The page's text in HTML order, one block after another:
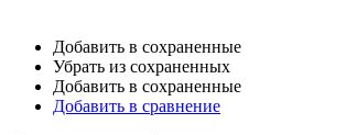
Добавить в сохраненные
Убрать из сохраненных
Добавить в сохраненные
Добавить в сравнение